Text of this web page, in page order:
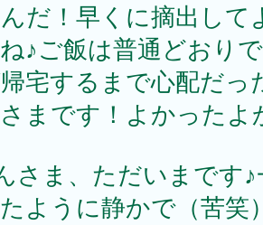
だ！早くに摘出し
♪ご飯は普通どおり
宅するまで心配だ
まです！よかった
さま、ただいまです
ように静かで（苦笑